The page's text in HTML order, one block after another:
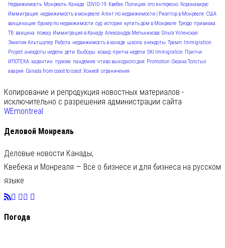
Недвижимость Монреаль Канада COVID-19 Квебек Полиция это интересно Коронавирус
Иммиграция недвижимость в монреале Агент по недвижимости | Риэлтор в Монреале США
вакцинация брокер по недвижимости суд история купить дом в Монреале Трюдо прививка
ТВ вакцина пожар Иммиграция в Канаду Александра Мельникова Ольга Успенская
Эмилия Альтшулер Работа недвижимость в канаде школа анекдоты Трамп Immigration
Project анекдоты недели дети Выборы ковид притча недели SKI Immigration Притчи
ИПОТЕКА карантин туризм пандемия чтиво выходного дня Promotion Оксана Толстых
авария Canada from coast to coast Хоккей ограничения
Копирование и репродукция новостных материалов -
исключительно с разрешения администрации сайта
WEmontreal
Деловой Монреаль
Деловые новости Канады,
Квебека и Монреаля — Всё о бизнесе и для бизнеса на русском
языке
Погода